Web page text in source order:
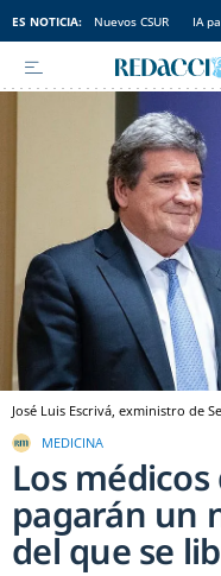
ES NOTICIA: Nuevos CSUR IA
José Luis Escrivá, exministro de
MEDICINA
Los
pagarán un
del que se